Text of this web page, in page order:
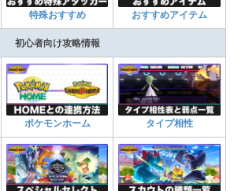
特殊おすすめ おすすめアイテム
初心者向け攻略情報
ポケモンホーム タイプ相性